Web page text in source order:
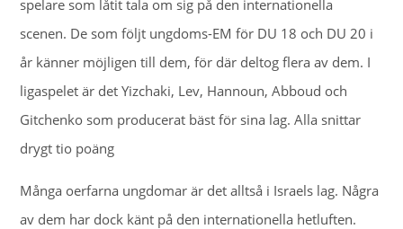
spelare som låtit tala om sig på den internationella
scenen. De som följt ungdoms-EM för DU 18 och DU 20 i
år känner möjligen till dem, för där deltog flera av dem. I
ligaspelet är det Yizchaki, Lev, Hannoun, Abboud och
Gitchenko som producerat bäst för sina lag. Alla snittar
drygt tio poäng
Många oerfarna ungdomar är det alltså i Israels lag. Några
av dem har dock känt på den internationella hetluften.